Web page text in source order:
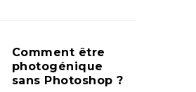
Comment être
photogénique
sans Photoshop ?